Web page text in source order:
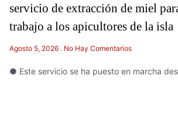
servicio de extracción de miel
trabajo a los apicultores de la isla
Agosto 5, 2026 No Hay Comentarios
● Este servicio se ha puesto en marcha